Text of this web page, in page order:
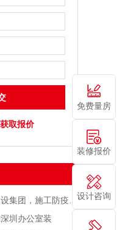
取报价
团，施工防疫两不误
圳办公室装
免费量房
装修报价
设计咨询